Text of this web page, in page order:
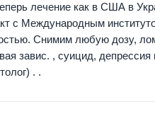
лечение как в США в
с Международным
Снимим любую дозу,
завис. , суицид, депрессия
. .